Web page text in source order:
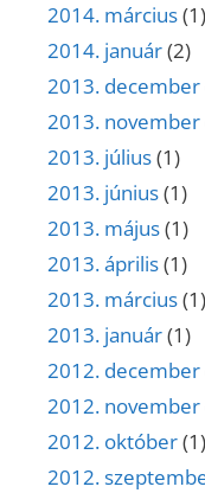
2014. március(1)
2014. január(2)
2013. december
2013. november
2013. július(1)
2013. június(1)
2013. május(1)
2013. április(1)
2013. március(1)
2013. január(1)
2012. december
2012. november
2012. október(1)
2012.